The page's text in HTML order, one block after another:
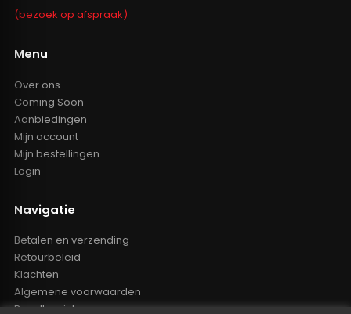
(bezoek op afspraak)
Menu
Over ons
Coming Soon
Aanbiedingen
Mijn account
Mijn bestellingen
Login
Navigatie
Betalen en verzending
Retourbeleid
Klachten
Algemene voorwaarden
Resellers inlog